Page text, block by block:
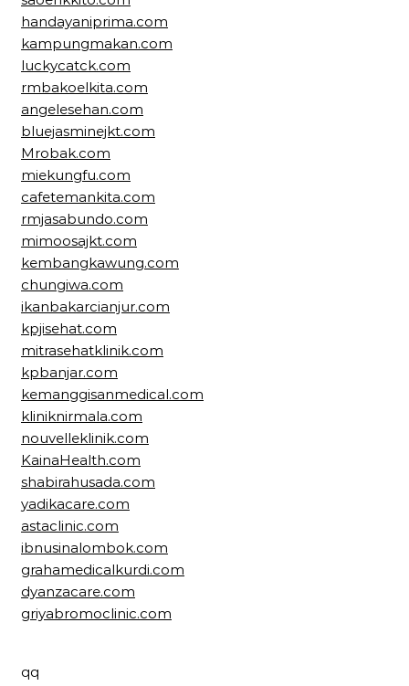
handayaniprima.com
kampungmakan.com
luckycatck.com
rmbakoelkita.com
angelesehan.com
bluejasminejkt.com
Mrobak.com
miekungfu.com
cafetemankita.com
rmjasabundo.com
mimoosajkt.com
kembangkawung.com
chungiwa.com
ikanbakarcianjur.com
kpjisehat.com
mitrasehatklinik.com
kpbanjar.com
kemanggisanmedical.com
kliniknirmala.com
nouvelleklinik.com
KainaHealth.com
shabirahusada.com
yadikacare.com
astaclinic.com
ibnusinalombok.com
grahamedicalkurdi.com
dyanzacare.com
griyabromoclinic.com
qq